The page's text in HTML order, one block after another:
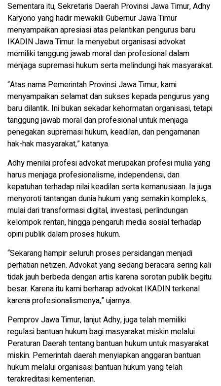
Sementara itu, Sekretaris Daerah Provinsi Jawa Timur, Adhy
Karyono yang hadir mewakili Gubernur Jawa Timur
menyampaikan apresiasi atas pelantikan pengurus baru
IKADIN Jawa Timur. Ia menyebut organisasi advokat
memiliki tanggung jawab moral dan profesional dalam
menjaga supremasi hukum serta melindungi hak masyarakat.
“Atas nama Pemerintah Provinsi Jawa Timur, kami
menyampaikan selamat dan sukses kepada pengurus yang
baru dilantik. Ini bukan sekadar kehormatan organisasi, tetapi
tanggung jawab moral dan profesional untuk menjaga
penegakan supremasi hukum, keadilan, dan pengamanan
hak-hak masyarakat,” katanya.
Adhy menilai profesi advokat merupakan profesi mulia yang
harus menjaga profesionalisme, independensi, dan
kepatuhan terhadap nilai keadilan serta kemanusiaan. Ia juga
menyoroti tantangan dunia hukum yang semakin kompleks,
mulai dari transformasi digital, investasi, perlindungan
kelompok rentan, hingga pengaruh media sosial terhadap
opini publik dalam proses hukum.
“Sekarang hampir seluruh proses persidangan menjadi
perhatian netizen. Advokat yang sedang beracara sering kali
tidak jauh berbeda dengan artis karena sorotan publik begitu
besar. Karena itu kami berharap advokat IKADIN terkenal
karena profesionalismenya,” ujarnya.
Pemprov Jawa Timur, lanjut Adhy, juga telah memiliki
regulasi bantuan hukum bagi masyarakat miskin melalui
Peraturan Daerah tentang bantuan hukum untuk masyarakat
miskin. Pemerintah daerah menyiapkan anggaran bantuan
hukum melalui organisasi bantuan hukum yang telah
terakreditasi kementerian.